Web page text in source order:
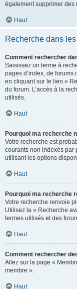
également supprimer des
Haut
Recherche dans
Comment rechercher
Saisissez un terme à
pages d’index, de
en cliquant sur le lien «
du forum. L’accès à la
utilisés.
Haut
Pourquoi ma recherche
Votre recherche est
courants non indexés par
utilisant les options
Haut
Pourquoi ma recherche
Votre recherche renvoie
Utilisez la « Recherche
termes utilisés et des
Haut
Comment rechercher
Allez sur la page «
membre ».
Haut